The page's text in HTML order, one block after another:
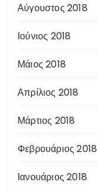
Αύγουστος 2018
Ιούνιος 2018
Μάιος 2018
Απρίλιος 2018
Μάρτιος 2018
Φεβρουάριος 2018
Ιανουάριος 2018